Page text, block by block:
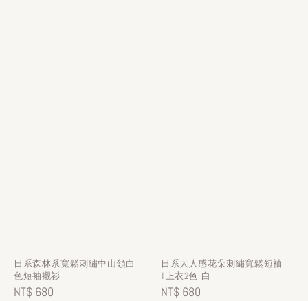
日系森林系寬鬆刺繡中山領白
色短袖襯衫
Regular
NT$ 680
日系大人感花朵刺繡寬鬆短袖
T上衣2色-白
Regular
NT$ 680